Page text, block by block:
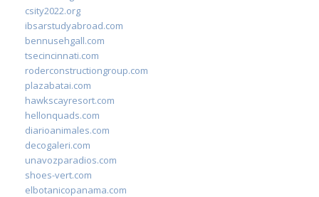
csity2022.org
ibsarstudyabroad.com
bennusehgall.com
tsecincinnati.com
roderconstructiongroup.com
plazabatai.com
hawkscayresort.com
hellonquads.com
diarioanimales.com
decogaleri.com
unavozparadios.com
shoes-vert.com
elbotanicopanama.com